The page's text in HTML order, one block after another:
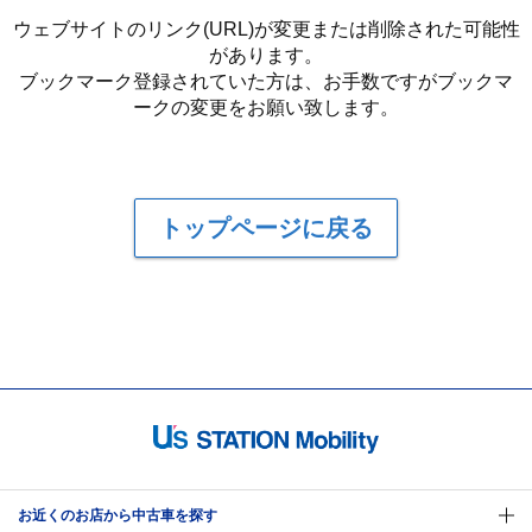
ウェブサイトのリンク(URL)が変更または削除された可能性
があります。
ブックマーク登録されていた方は、お手数ですがブックマ
ークの変更をお願い致します。
トップページに戻る
お近くのお店から中古車を探す